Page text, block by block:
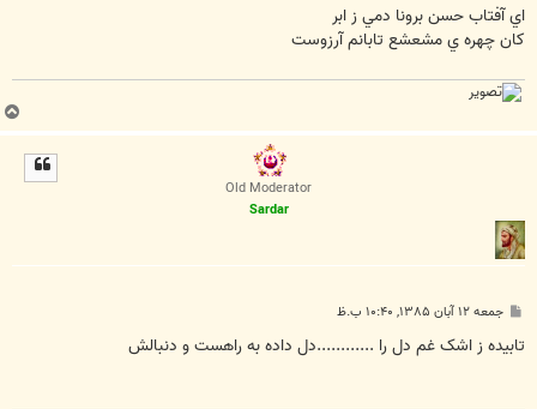
ت
اي آفتاب حسن برونا دمي ز ابر
کان چهره ي مشعشع تابانم آرزوست
ب
ا
Old Moderator
Sardar
پ
ت
جمعه ۱۲ آبان ۱۳۸۵, ۱۰:۴۰ ب.ظ
تابيده ز اشک غم دل را ............دل داده به راهست و دنبالش